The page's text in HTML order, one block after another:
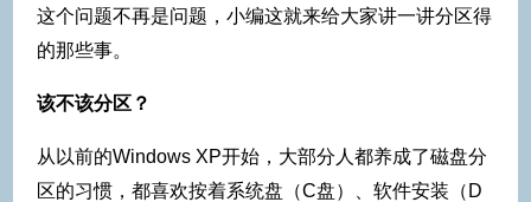
这个问题不再是问题，小编这就来给大家讲一讲分区得
的那些事。
该不该分区？
从以前的Windows XP开始，大部分人都养成了磁盘分
区的习惯，都喜欢按着系统盘（C盘）、软件安装（D